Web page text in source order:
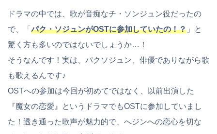
ドラマの中では、歌が音痴なチ・ソンジュン役だったの
で、「 パク・ソジュンがOSTに参加していたの！？ 」と
驚く方も多いのではないでしょうか…！
そうなんです！実は、パクソジュン、俳優でありながら歌
も歌えるんです♪
OSTへの参加は今回が初めてではなく、以前出演した
『魔女の恋愛』というドラマでもOSTに参加していまし
た！透き通った歌声が魅力的で、へジンへの恋心を切な